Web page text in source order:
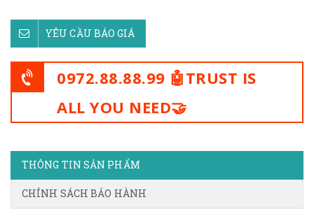
YÊU CẦU BÁO GIÁ
0972.88.88.99 🤖TRUST IS
ALL YOU NEED🤝
THÔNG TIN SẢN PHẨM
CHÍNH SÁCH BẢO HÀNH